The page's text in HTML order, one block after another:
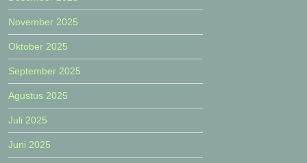
November 2025
Oktober 2025
September 2025
Agustus 2025
Juli 2025
Juni 2025